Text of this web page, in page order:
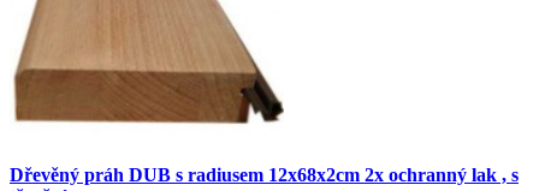
Dřevěný práh DUB s radiusem 12x68x2cm 2x ochranný lak , s